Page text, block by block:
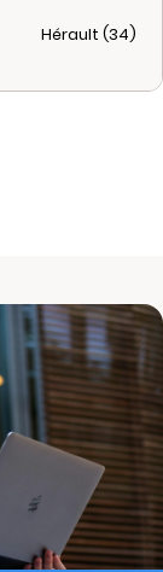
Hérault (34)